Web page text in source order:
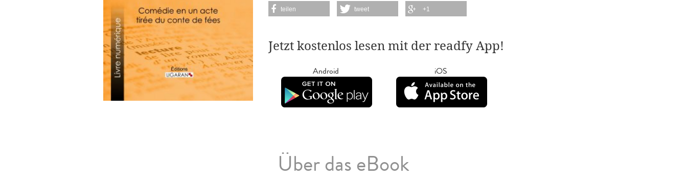
teilen tweet +1
Jetzt kostenlos lesen mit der readfy App!
Android iOS
Über das eBook